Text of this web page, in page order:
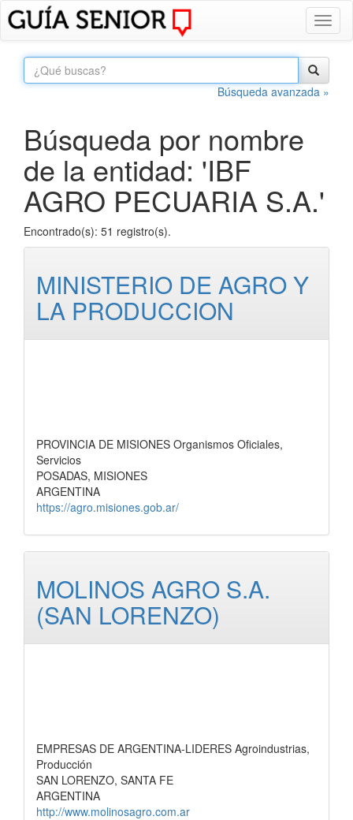
Búsqueda avanzada »
Búsqueda por nombre
de la entidad: 'IBF
AGRO PECUARIA S.A.'
Encontrado(s): 51 registro(s).
MINISTERIO DE AGRO Y
LA PRODUCCION
PROVINCIA DE MISIONES Organismos Oficiales,
Servicios
POSADAS, MISIONES
ARGENTINA
https://agro.misiones.gob.ar/
MOLINOS AGRO S.A.
(SAN LORENZO)
EMPRESAS DE ARGENTINA-LIDERES Agroindustrias,
Producción
SAN LORENZO, SANTA FE
ARGENTINA
http://www.molinosagro.com.ar